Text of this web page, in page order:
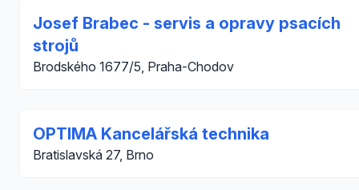
Josef Brabec - servis a opravy psacích
strojů
Brodského 1677/5, Praha-Chodov
OPTIMA Kancelářská technika
Bratislavská 27, Brno